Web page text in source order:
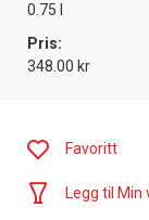
0.75 l
Pris:
348.00 kr
Favoritt
Legg til Min